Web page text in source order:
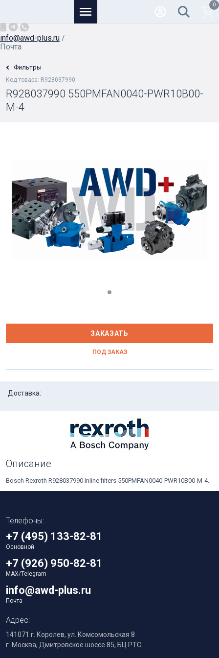
info@awd-plus.ru /
Почта
0
Фильтры
Код товара: R928037990
R928037990 550PMFAN0040-PWR10B00-
M-4
ЗАКАЗАТЬ
ПОД ЗАКАЗ
Доставка:
Описание
Bosch Rexroth R928037990 Inline filters 550PMFAN0040-PWR10B00-M-4.
Телефоны:
+7 (495) 133-82-81
Основной
+7 (926) 950-82-81
MAX/Telegram
info@awd-plus.ru
Почта
Адрес:
141071 г. Королев, ул. Комсомольская 8
г. Москва, Дмитровское шоссе 85, БЦ РТС